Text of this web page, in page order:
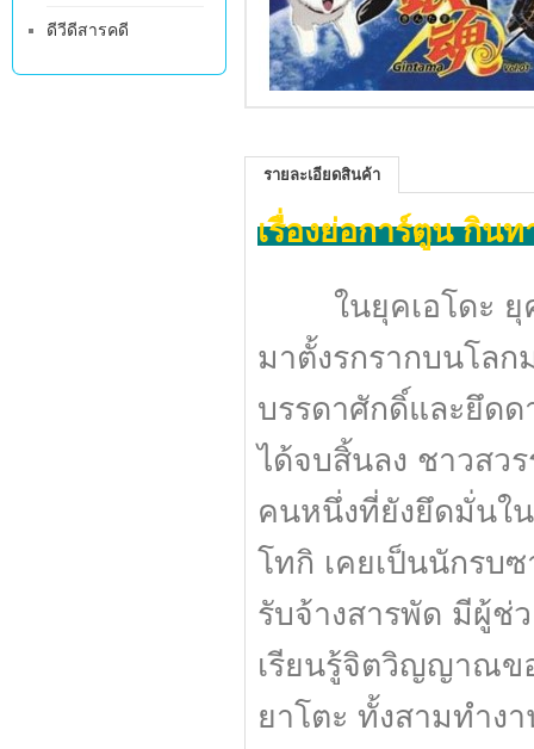
ดีวีดีสารคดี
รายละเอียดสินค้า
เรื่องย่อการ์ตูน กิน
ในยุคเอโดะ ยุค
มาตั้งรกรากบนโล
บรรดาศักดิ์และยึดด
ได้จบสิ้นลง ชาวสว
คนหนึ่งที่ยังยึดมั่นใ
โทกิ เคยเป็นนักรบ
รับจ้างสารพัด มีผู้ช่
เรียนรู้จิตวิญญาณข
ยาโตะ ทั้งสามทำง